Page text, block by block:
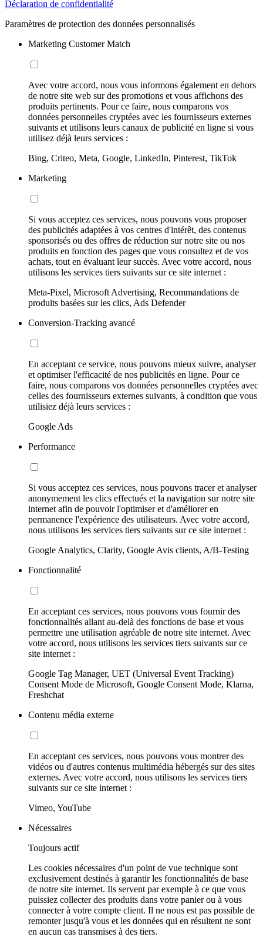
Déclaration de confidentialité
Paramètres de protection des données personnalisés
Marketing Customer Match
Avec votre accord, nous vous informons également en dehors
de notre site web sur des promotions et vous affichons des
produits pertinents. Pour ce faire, nous comparons vos
données personnelles cryptées avec les fournisseurs externes
suivants et utilisons leurs canaux de publicité en ligne si vous
utilisez déjà leurs services :
Bing, Criteo, Meta, Google, LinkedIn, Pinterest, TikTok
Marketing
Si vous acceptez ces services, nous pouvons vous proposer
des publicités adaptées à vos centres d'intérêt, des contenus
sponsorisés ou des offres de réduction sur notre site ou nos
produits en fonction des pages que vous consultez et de vos
achats, tout en évaluant leur succès. Avec votre accord, nous
utilisons les services tiers suivants sur ce site internet :
Meta-Pixel, Microsoft Advertising, Recommandations de
produits basées sur les clics, Ads Defender
Conversion-Tracking avancé
En acceptant ce service, nous pouvons mieux suivre, analyser
et optimiser l'efficacité de nos publicités en ligne. Pour ce
faire, nous comparons vos données personnelles cryptées avec
celles des fournisseurs externes suivants, à condition que vous
utilisiez déjà leurs services :
Google Ads
Performance
Si vous acceptez ces services, nous pouvons tracer et analyser
anonymement les clics effectués et la navigation sur notre site
internet afin de pouvoir l'optimiser et d'améliorer en
permanence l'expérience des utilisateurs. Avec votre accord,
nous utilisons les services tiers suivants sur ce site internet :
Google Analytics, Clarity, Google Avis clients, A/B-Testing
Fonctionnalité
En acceptant ces services, nous pouvons vous fournir des
fonctionnalités allant au-delà des fonctions de base et vous
permettre une utilisation agréable de notre site internet. Avec
votre accord, nous utilisons les services tiers suivants sur ce
site internet :
Google Tag Manager, UET (Universal Event Tracking)
Consent Mode de Microsoft, Google Consent Mode, Klarna,
Freshchat
Contenu média externe
En acceptant ces services, nous pouvons vous montrer des
vidéos ou d'autres contenus multimédia hébergés sur des sites
externes. Avec votre accord, nous utilisons les services tiers
suivants sur ce site internet :
Vimeo, YouTube
Nécessaires
Toujours actif
Les cookies nécessaires d'un point de vue technique sont
exclusivement destinés à garantir les fonctionnalités de base
de notre site internet. Ils servent par exemple à ce que vous
puissiez collecter des produits dans votre panier ou à vous
connecter à votre compte client. Il ne nous est pas possible de
remonter jusqu'à vous et les données qui en résultent ne sont
en aucun cas transmises à des tiers.